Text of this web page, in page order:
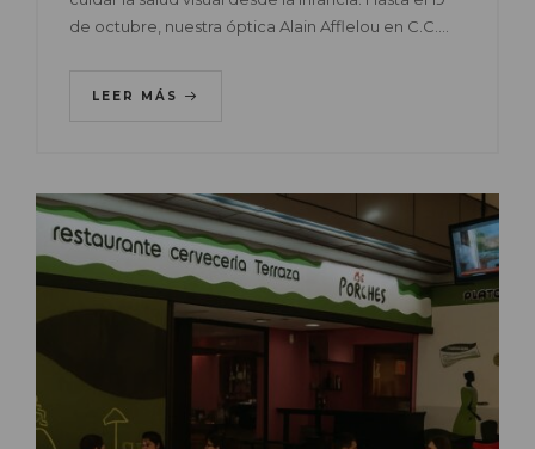
de octubre, nuestra óptica Alain Afflelou en C.C.…
LEER MÁS